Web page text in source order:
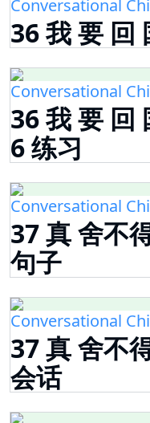
Conversational
36 我 要 回
Conversational
36 我 要 回
6 练习
Conversational
37 真 舍不
句子
Conversational
37 真 舍不
会话